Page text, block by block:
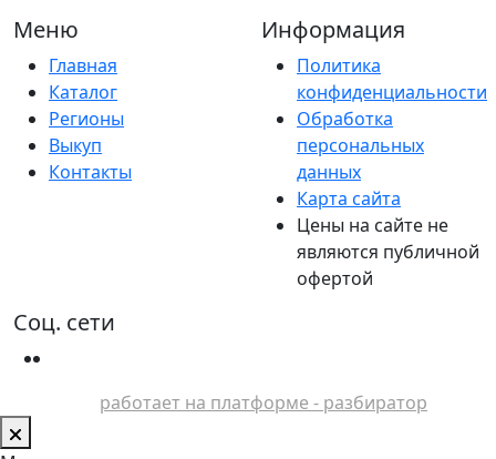
Меню
Главная
Каталог
Регионы
Выкуп
Контакты
Информация
Политика
конфиденциальности
Обработка
персональных
данных
Карта сайта
Цены на сайте не
являются публичной
офертой
Соц. сети
работает на платформе - разбиратор